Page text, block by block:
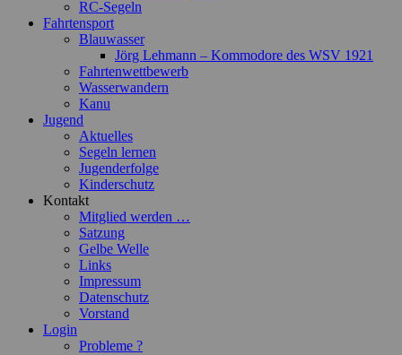
RC-Segeln
Fahrtensport
Blauwasser
Jörg Lehmann – Kommodore des WSV 1921
Fahrtenwettbewerb
Wasserwandern
Kanu
Jugend
Aktuelles
Segeln lernen
Jugenderfolge
Kinderschutz
Kontakt
Mitglied werden …
Satzung
Gelbe Welle
Links
Impressum
Datenschutz
Vorstand
Login
Probleme ?